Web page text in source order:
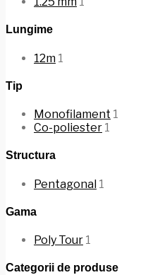
Lungime
12m 1
Tip
Monofilament 1
Co-poliester 1
Structura
Pentagonal 1
Gama
Poly Tour 1
Categorii de produse